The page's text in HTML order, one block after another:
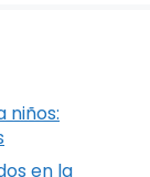
niños:
en la